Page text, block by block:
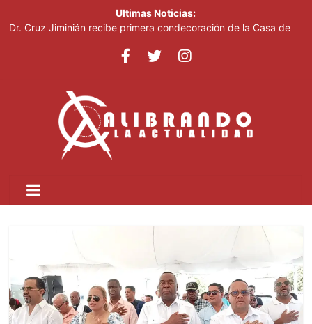
Ultimas Noticias:
Dr. Cruz Jiminián recibe primera condecoración de la Casa de
El mundo del fútbol despide a Jorge Messi, padre del astro
Johnny Pujols: "Hay decenas de miles de ciudadanos que
quieren inscribirse en el PLD"
César Fernández acusa al Gobierno de presentar logros que no
reflejan la realidad económica